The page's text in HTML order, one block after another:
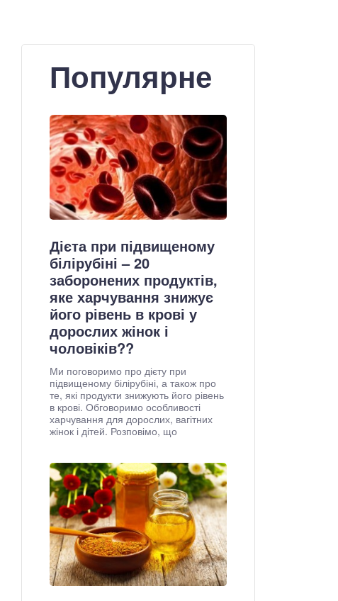
Популярне
Дієта при підвищеному
білірубіні – 20
заборонених продуктів,
яке харчування знижує
його рівень в крові у
дорослих жінок і
чоловіків??
Ми поговоримо про дієту при
підвищеному білірубіні, а також про
те, які продукти знижують його рівень
в крові. Обговоримо особливості
харчування для дорослих, вагітних
жінок і дітей. Розповімо, що